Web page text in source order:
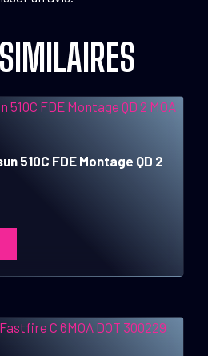
510C FDE Montage QD 2